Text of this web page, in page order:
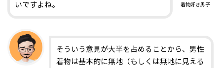
着物好き男子
いですよね。
そういう意見が大半を占めることから、男性
着物は基本的に無地（もしくは無地に見える